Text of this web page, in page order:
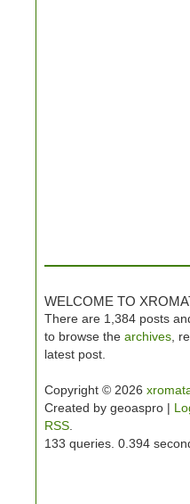
WELCOME TO
There are 1,384 posts
to browse the archives ,
latest post.
Copyright © 2026
Created by geoaspro |
RSS
133 queries. 0.394